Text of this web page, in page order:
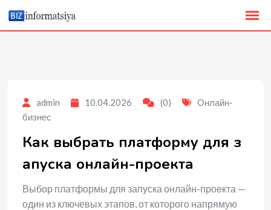
content
admin 10.04.2026 (0)
Онлайн-
бизнес
Как выбрать платформу для з
апуска онлайн-проекта
Выбор платформы для запуска онлайн-проекта —
один из ключевых этапов, от которого напрямую